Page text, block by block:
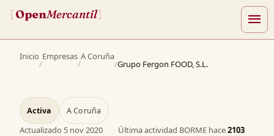
[OpenMercantil] menu
Inicio
/
Empresas
/
A Coruña
/Grupo Fergon FOOD, S.L.
Activa A Coruña
Actualizado 5 nov 2020 · Última actividad BORME hace2103